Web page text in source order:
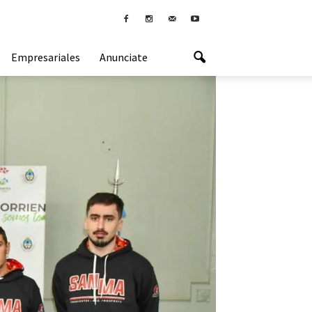
Empresariales Anunciate